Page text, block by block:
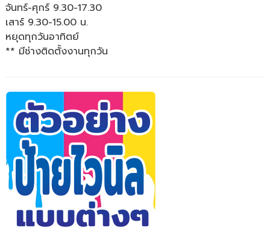
จันทร์-ศุกร์ 9.30-17.30
เสาร์ 9.30-15.00 น.
หยุดทุกวันอาทิตย์
** มีช่างติดตั้งงานทุกวัน